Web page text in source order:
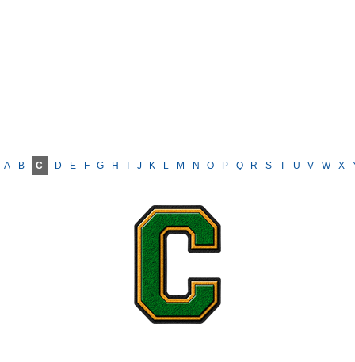
A B C D E F G H J K L M N O P Q R S T U V W X